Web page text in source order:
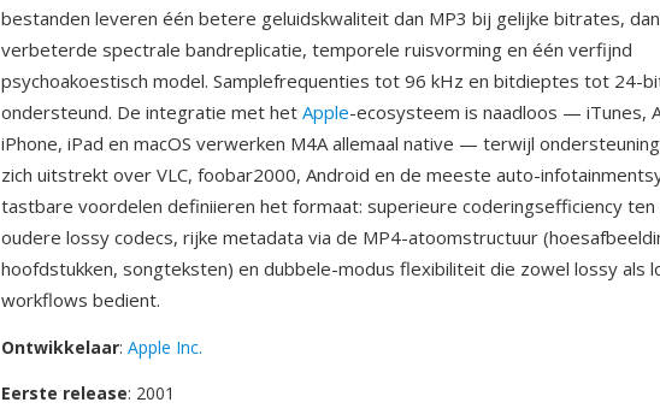
bestanden leveren één betere geluidskwaliteit dan MP3 bij gelijke bitrates,
verbeterde spectrale bandreplicatie, temporele ruisvorming en één verfijnd
psychoakoestisch model. Samplefrequenties tot 96 kHz en bitdieptes tot 24-
ondersteund. De integratie met het Apple-ecosysteem is naadloos — iTunes,
iPhone, iPad en macOS verwerken M4A allemaal native — terwijl
zich uitstrekt over VLC, foobar2000, Android en de meeste auto-
tastbare voordelen definiieren het formaat: superieure coderingsefficiency ten
oudere lossy codecs, rijke metadata via de MP4-atoomstructuur
hoofdstukken, songteksten) en dubbele-modus flexibiliteit die zowel lossy als
workflows bedient.
Ontwikkelaar: Apple Inc.
Eerste release: 2001